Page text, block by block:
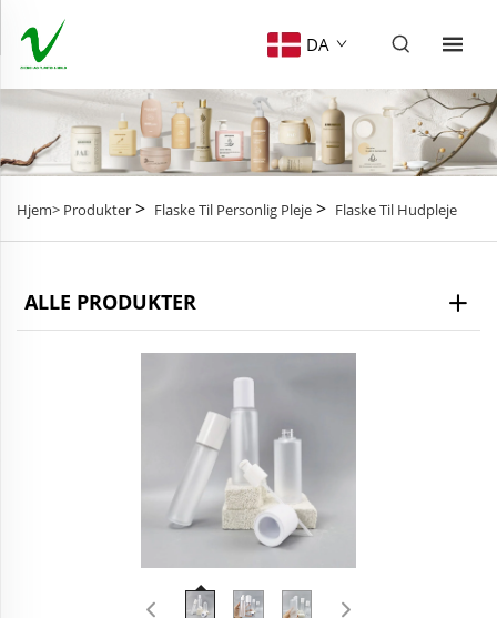
DA
Hjem> Produkter > Flaske Til Personlig Pleje > Flaske Til Hudpleje
ALLE PRODUKTER